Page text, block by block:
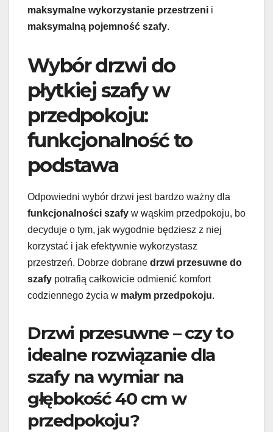
maksymalne wykorzystanie przestrzeni i
maksymalną pojemność szafy.
Wybór drzwi do
płytkiej szafy w
przedpokoju:
funkcjonalność to
podstawa
Odpowiedni wybór drzwi jest bardzo ważny dla
funkcjonalności szafy w wąskim przedpokoju, bo
decyduje o tym, jak wygodnie będziesz z niej
korzystać i jak efektywnie wykorzystasz
przestrzeń. Dobrze dobrane drzwi przesuwne do
szafy potrafią całkowicie odmienić komfort
codziennego życia w małym przedpokoju.
Drzwi przesuwne – czy to
idealne rozwiązanie dla
szafy na wymiar na
głębokość 40 cm w
przedpokoju?